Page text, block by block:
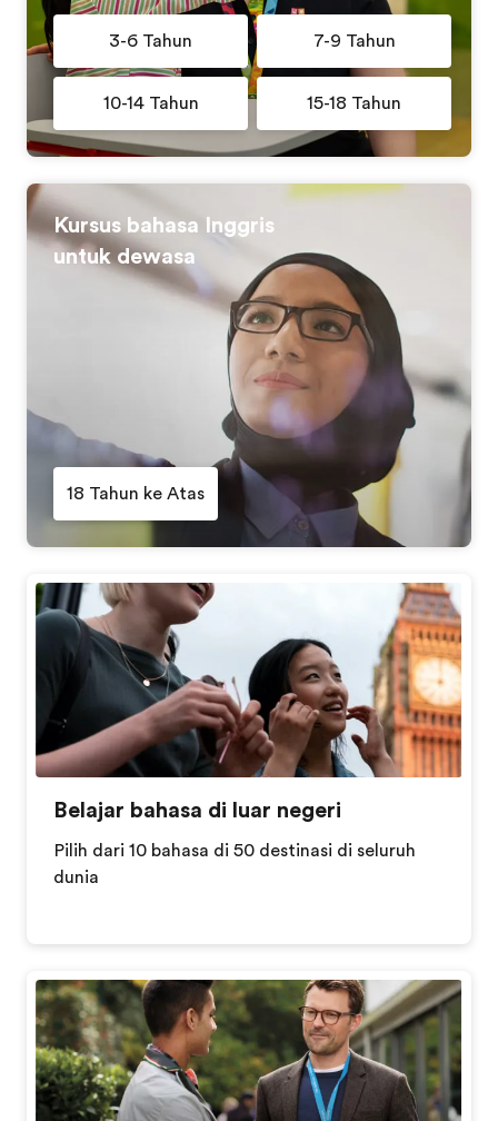
3-6 Tahun 7-9 Tahun
10-14 Tahun 15-18 Tahun
Kursus bahasa Inggris
untuk dewasa
18 Tahun ke Atas
Belajar bahasa di luar negeri
Pilih dari 10 bahasa di 50 destinasi di seluruh
dunia